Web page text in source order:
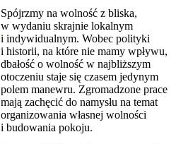
Spójrzmy na wolność z bliska,
w wydaniu skrajnie lokalnym
i indywidualnym. Wobec polityki
i historii, na które nie mamy wpływu,
dbałość o wolność w najbliższym
otoczeniu staje się czasem jedynym
polem manewru. Zgromadzone prace
mają zachęcić do namysłu na temat
organizowania własnej wolności
i budowania pokoju.